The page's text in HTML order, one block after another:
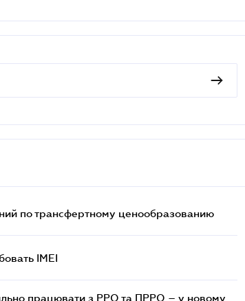
по трансфертному ценообразованию
IMEI
працювати з РРО та ПРРО – у новому